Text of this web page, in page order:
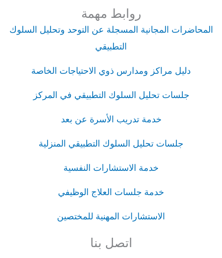
روابط مهمة
المحاضرات المجانية المسجلة عن التوحد وتحليل السلوك
التطبيقي
دليل مراكز ومدارس ذوي الاحتياجات الخاصة
جلسات تحليل السلوك التطبيقي في المركز
خدمة تدريب الأسرة عن بعد
جلسات تحليل السلوك التطبيقي المنزلية
خدمة الاستشارات النفسية
خدمة جلسات العلاج الوظيفي
الاستشارات المهنية للمختصين
اتصل بنا